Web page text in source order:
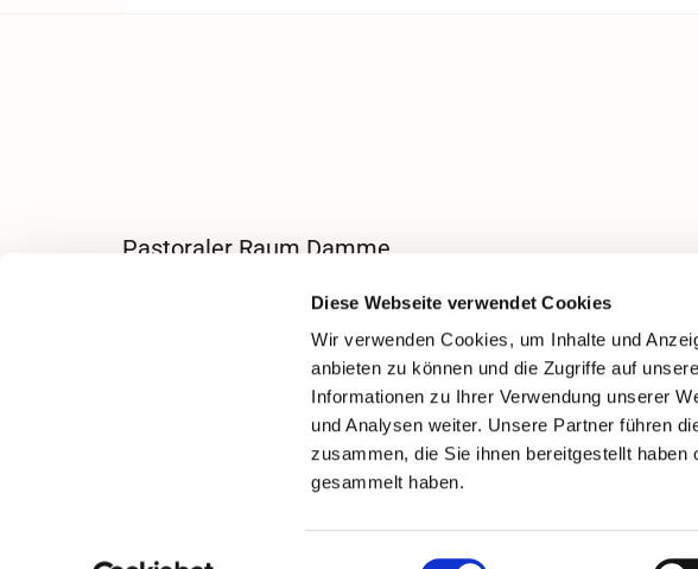
Diese Webseite verwendet Cookies
Wir verwenden Cookies, um Inhalte und
anbieten zu können und die Zugriffe auf
Informationen zu Ihrer Verwendung unserer
und Analysen weiter. Unsere Partner führen
zusammen, die Sie ihnen bereitgestellt
gesammelt haben.
Einwilligungsauswahl
Pastoraler Raum Damme